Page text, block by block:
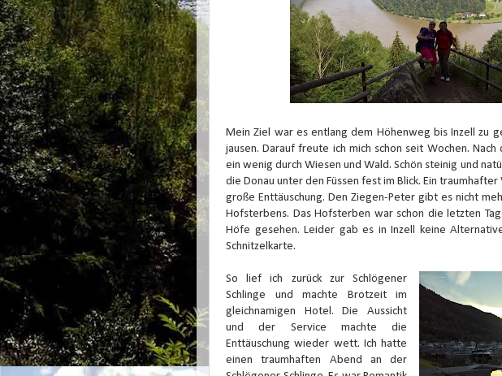
Mein Ziel war es entlang dem Höhenweg bis Inzell zu
jausen. Darauf freute ich mich schon seit Wochen.
ein wenig durch Wiesen und Wald. Schön steinig und
die Donau unter den Füssen fest im Blick. Ein
große Enttäuschung. Den Ziegen-Peter gibt es nicht
Hofsterbens. Das Hofsterben war schon die letzten
Höfe gesehen. Leider gab es in Inzell keine
Schnitzelkarte.
So lief ich zurück zur Schlögener
Schlinge und machte Brotzeit im
gleichnamigen Hotel. Die Aussicht
und der Service machte die
Enttäuschung wieder wett. Ich hatte
einen traumhaften Abend an der